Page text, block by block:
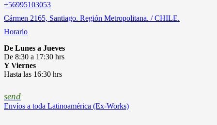
‎+56995103053
Cármen 2165, Santiago. Región Metropolitana. / CHILE.
Horario
De Lunes a Jueves
De 8:30 a 17:30 hrs
Y Viernes
Hasta las 16:30 hrs
send
Envíos a toda Latinoamérica (Ex-Works)